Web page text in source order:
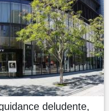
deludente,